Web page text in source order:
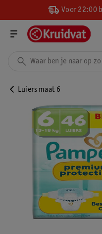
Voor 22:00
Luiers maat 6